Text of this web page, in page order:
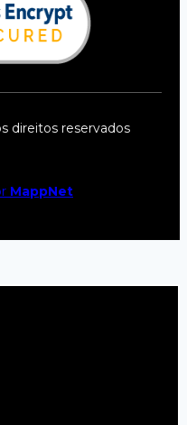
direitos reservados
MappNet